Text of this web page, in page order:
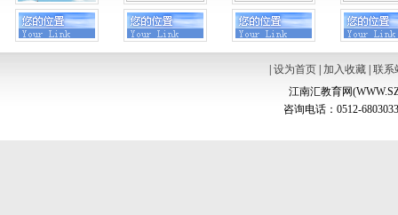
设为首页| 加入收藏| 联系
江南汇教育网
咨询电话：0512-